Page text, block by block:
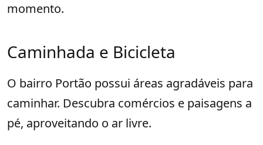
momento.
Caminhada e Bicicleta
O bairro Portão possui áreas agradáveis para
caminhar. Descubra comércios e paisagens a
pé, aproveitando o ar livre.